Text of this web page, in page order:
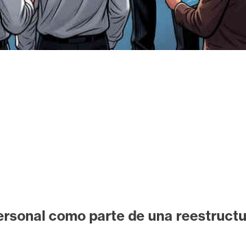
como parte de una